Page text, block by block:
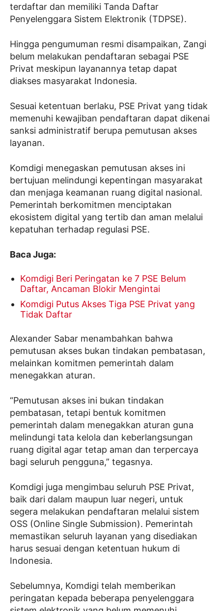
terdaftar dan memiliki Tanda Daftar
Penyelenggara Sistem Elektronik (TDPSE).
Hingga pengumuman resmi disampaikan, Zangi
belum melakukan pendaftaran sebagai PSE
Privat meskipun layanannya tetap dapat
diakses masyarakat Indonesia.
Sesuai ketentuan berlaku, PSE Privat yang tidak
memenuhi kewajiban pendaftaran dapat dikenai
sanksi administratif berupa pemutusan akses
layanan.
Komdigi menegaskan pemutusan akses ini
bertujuan melindungi kepentingan masyarakat
dan menjaga keamanan ruang digital nasional.
Pemerintah berkomitmen menciptakan
ekosistem digital yang tertib dan aman melalui
kepatuhan terhadap regulasi PSE.
Baca Juga:
Komdigi Beri Peringatan ke 7 PSE Belum
Daftar, Ancaman Blokir Mengintai
Komdigi Putus Akses Tiga PSE Privat yang
Tidak Daftar
Alexander Sabar menambahkan bahwa
pemutusan akses bukan tindakan pembatasan,
melainkan komitmen pemerintah dalam
menegakkan aturan.
“Pemutusan akses ini bukan tindakan
pembatasan, tetapi bentuk komitmen
pemerintah dalam menegakkan aturan guna
melindungi tata kelola dan keberlangsungan
ruang digital agar tetap aman dan terpercaya
bagi seluruh pengguna,” tegasnya.
Komdigi juga mengimbau seluruh PSE Privat,
baik dari dalam maupun luar negeri, untuk
segera melakukan pendaftaran melalui sistem
OSS (Online Single Submission). Pemerintah
memastikan seluruh layanan yang disediakan
harus sesuai dengan ketentuan hukum di
Indonesia.
Sebelumnya, Komdigi telah memberikan
peringatan kepada beberapa penyelenggara